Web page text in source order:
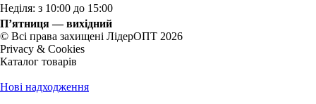
Неділя: з 10:00 до 15:00
П’ятниця — вихідний
© Всі права захищені ЛідерОПТ 2026
Privacy & Cookies
Каталог товарів
Нові надходження